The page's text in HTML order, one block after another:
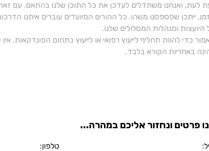
ואנחנו משתדלים לעדכן את כל התוכן שלנו בהתאם. עם
ייתכן שפספסנו משהו. כל ההורים המיועדים עוברים איתנו
ומנהלות המסלולים שלנו.
כדי להוות תחליף לייעוץ רפואי או לייעוץ בתחום
באחריות הקורא בלבד.
פרטים ונחזור אליכם במהרה...
טלפון: